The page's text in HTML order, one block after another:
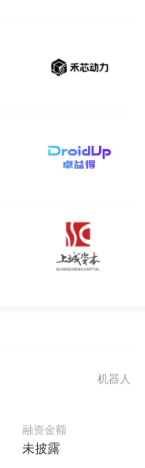
机器人
融资金额
未披露